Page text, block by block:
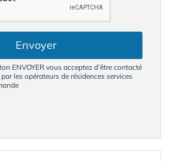
Envoyer
ENVOYER vous acceptez d’être contacté
les opérateurs de résidences services